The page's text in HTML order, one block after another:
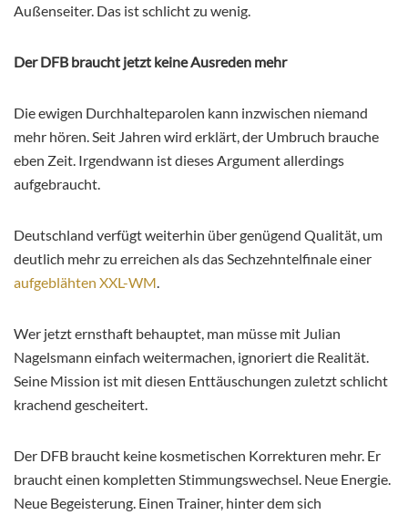
Außenseiter. Das ist schlicht zu wenig.
Der DFB braucht jetzt keine Ausreden mehr
Die ewigen Durchhalteparolen kann inzwischen niemand
mehr hören. Seit Jahren wird erklärt, der Umbruch brauche
eben Zeit. Irgendwann ist dieses Argument allerdings
aufgebraucht.
Deutschland verfügt weiterhin über genügend Qualität, um
deutlich mehr zu erreichen als das Sechzehntelfinale einer
aufgeblähten XXL-WM
Wer jetzt ernsthaft behauptet, man müsse mit Julian
Nagelsmann einfach weitermachen, ignoriert die Realität.
Seine Mission ist mit diesen Enttäuschungen zuletzt schlicht
krachend gescheitert.
Der DFB braucht keine kosmetischen Korrekturen mehr. Er
braucht einen kompletten Stimmungswechsel. Neue Energie.
Neue Begeisterung. Einen Trainer, hinter dem sich